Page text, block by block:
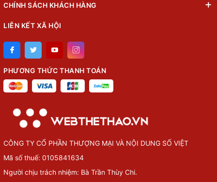
CHÍNH SÁCH KHÁCH HÀNG
LIÊN KẾT XÃ HỘI
PHƯƠNG THỨC THANH TOÁN
CÔNG TY CỔ PHẦN THƯỢNG MẠI VÀ NỘI DUNG SỐ VIỆT
Mã số thuế: 0105841634
Người chịu trách nhiệm: Bà Trần Thùy Chi.